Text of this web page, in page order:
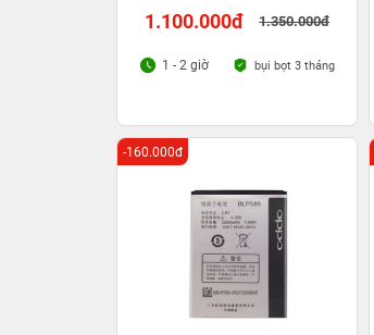
1.100.000đ 1.350.000đ
1 - 2 giờ bụi bọt 3 tháng
-160.000đ